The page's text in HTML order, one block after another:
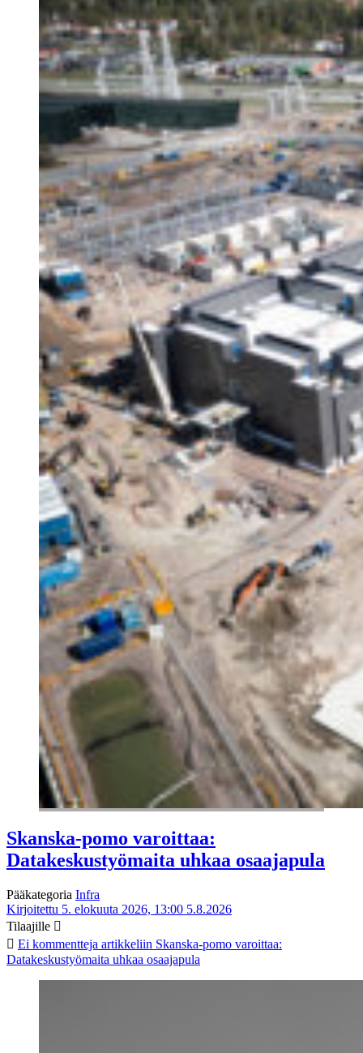
Skanska-pomo varoittaa:
Datakeskustyömaita uhkaa osaajapula
Pääkategoria Infra
Kirjoitettu 5. elokuuta 2026, 13:00 5.8.2026
Tilaajille
Ei kommentteja artikkeliin Skanska-pomo varoittaa:
Datakeskustyömaita uhkaa osaajapula